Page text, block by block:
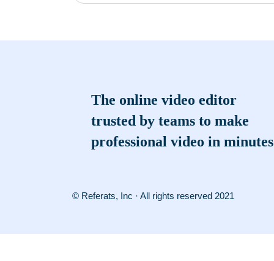
The online video editor
trusted by teams to make
professional video in minutes
© Referats, Inc · All rights reserved 2021